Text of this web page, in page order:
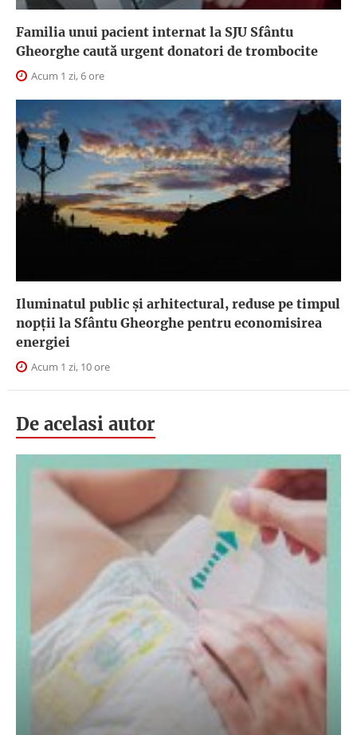
Familia unui pacient internat la SJU Sfântu
Gheorghe caută urgent donatori de trombocite
Acum 1 zi, 6 ore
Iluminatul public şi arhitectural, reduse pe timpul
nopţii la Sfântu Gheorghe pentru economisirea
energiei
Acum 1 zi, 10 ore
De acelasi autor